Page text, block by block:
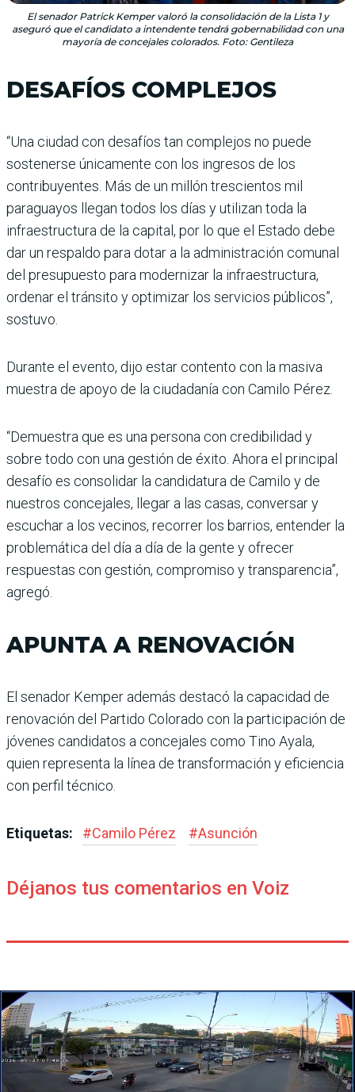
El senador Patrick Kemper valoró la consolidación de la Lista 1 y
aseguró que el candidato a intendente tendrá gobernabilidad con una
mayoría de concejales colorados. Foto: Gentileza
DESAFÍOS COMPLEJOS
“Una ciudad con desafíos tan complejos no puede
sostenerse únicamente con los ingresos de los
contribuyentes. Más de un millón trescientos mil
paraguayos llegan todos los días y utilizan toda la
infraestructura de la capital, por lo que el Estado debe
dar un respaldo para dotar a la administración comunal
del presupuesto para modernizar la infraestructura,
ordenar el tránsito y optimizar los servicios públicos”,
sostuvo.
Durante el evento, dijo estar contento con la masiva
muestra de apoyo de la ciudadanía con Camilo Pérez.
“Demuestra que es una persona con credibilidad y
sobre todo con una gestión de éxito. Ahora el principal
desafío es consolidar la candidatura de Camilo y de
nuestros concejales, llegar a las casas, conversar y
escuchar a los vecinos, recorrer los barrios, entender la
problemática del día a día de la gente y ofrecer
respuestas con gestión, compromiso y transparencia”,
agregó.
APUNTA A RENOVACIÓN
El senador Kemper además destacó la capacidad de
renovación del Partido Colorado con la participación de
jóvenes candidatos a concejales como Tino Ayala,
quien representa la línea de transformación y eficiencia
con perfil técnico.
Etiquetas: #Camilo Pérez #Asunción
Déjanos tus comentarios en Voiz